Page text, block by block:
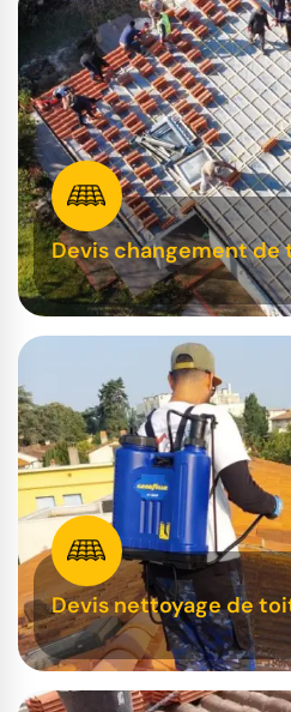
Devis changement de
Devis nettoyage de